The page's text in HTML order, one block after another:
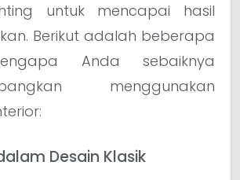
untuk mencapai hasil
Berikut adalah beberapa
Anda sebaiknya
menggunakan
Desain Klasik